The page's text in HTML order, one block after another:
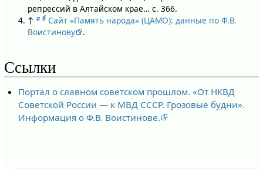
репрессий в Алтайском крае… с. 366.
↑ а б Сайт «Память народа» (ЦАМО): данные по Ф.В.
Воистинову
.
Ссылки
Портал о славном советском прошлом. «От НКВД
Советской России — к МВД СССР. Грозовые будни».
Информация о Ф.В. Воистинове.